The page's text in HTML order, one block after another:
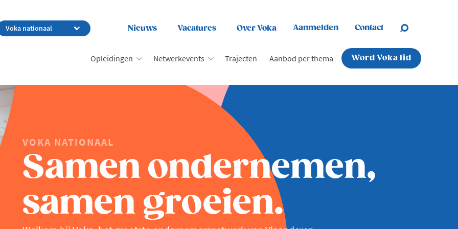
Nieuws Vacatures Over Voka Aanmelden Contact
Opleidingen Netwerkevents Trajecten Aanbod per thema Word Voka lid
VOKA NATIONAAL
Samen ondernemen,
samen groeien.